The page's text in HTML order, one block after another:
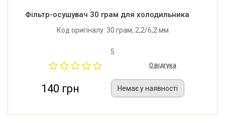
Фільтр-осушувач 30 грам для холодильника
Код оригіналу: 30 грам, 2,2/6,2 мм
5
0 відгука
140 грн Немає у наявності